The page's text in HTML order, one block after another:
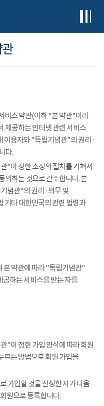
관
스 약관(이하 "본 약관"이라
제공하는 인터넷 관련 서비스
이용자와 "독립기념관"의 권리 ·
다.
"이 정한 소정의 절차를 거쳐서
의하는 것으로 간주합니다. 본
념관"의 권리 · 의무 및
기타 대한민국의 관련 법령과
약관에 따라 "독립기념관"
하는 서비스를 받는 자를
"이 정한 가입 양식에 따라 회원
는 방법으로 회원 가입을
가입할 것을 신청한 자가 다음
원으로 등록합니다.